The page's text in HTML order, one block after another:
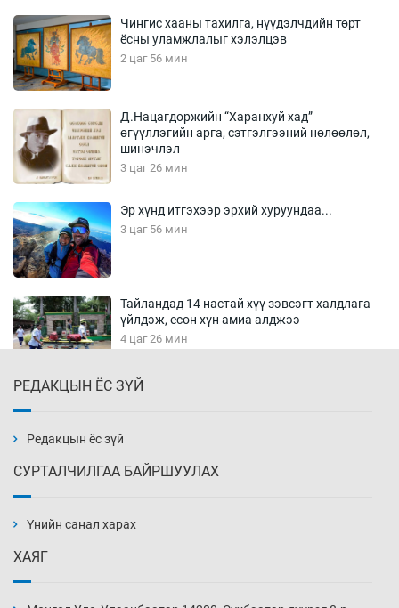
Чингис хааны тахилга, нүүдэлчдийн төрт
ёсны уламжлалыг хэлэлцэв
2 цаг 56 мин
Д.Нацагдоржийн “Харанхуй хад”
өгүүллэгийн арга, сэтгэлгээний нөлөөлөл,
шинэчлэл
3 цаг 26 мин
Эр хүнд итгэхээр эрхий хуруундаа...
3 цаг 56 мин
Тайландад 14 настай хүү зэвсэгт халдлага
үйлдэж, есөн хүн амиа алджээ
4 цаг 26 мин
5 цаг 26 мин
РЕДАКЦЫН ЁС ЗҮЙ
Редакцын ёс зүй
СУРТАЛЧИЛГАА БАЙРШУУЛАХ
Үнийн санал харах
ХАЯГ